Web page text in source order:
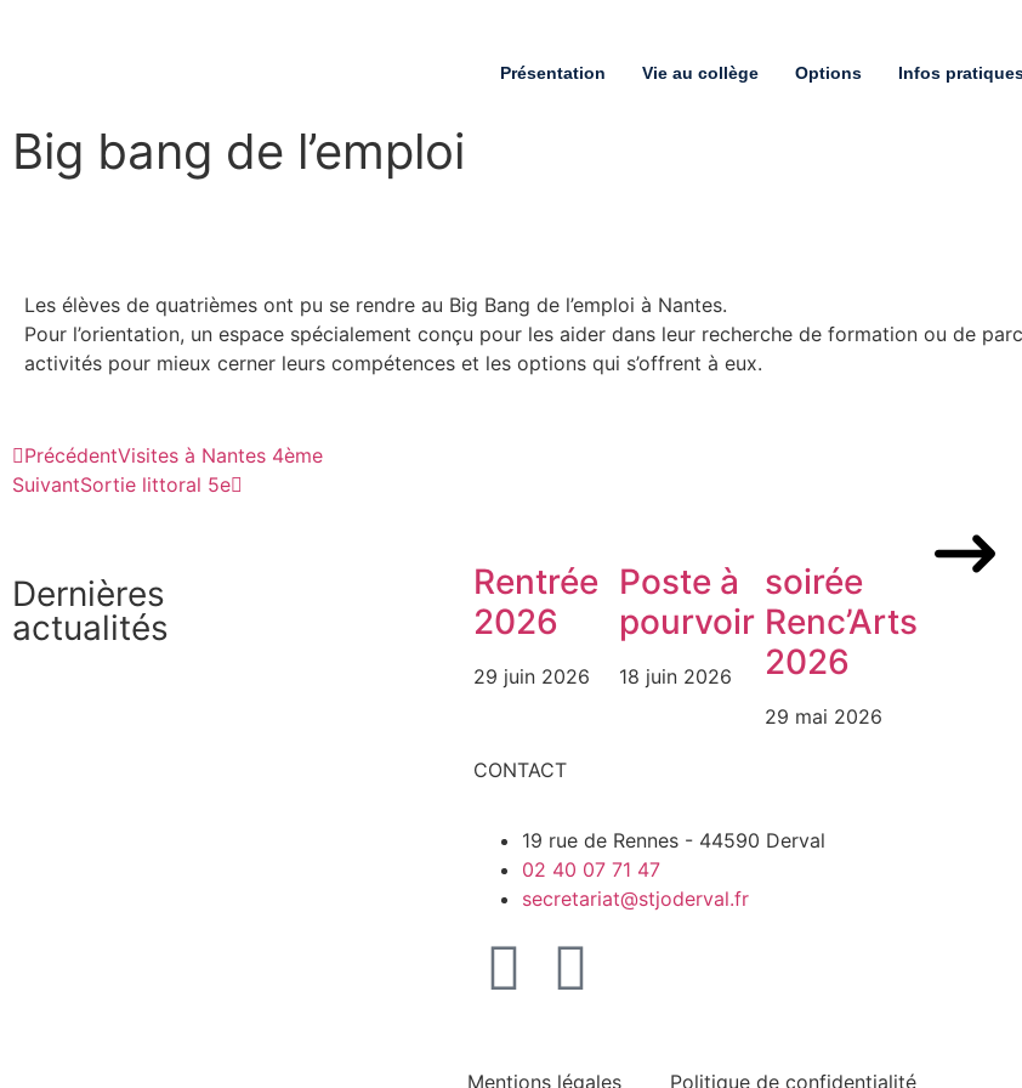
Présentation Vie au collège Options Infos
Big bang de l’emploi
Les élèves de quatrièmes ont pu se rendre au Big Bang de l’emploi à Nantes.
Pour l’orientation, un espace spécialement conçu pour les aider dans leur recherche de formation ou de
activités pour mieux cerner leurs compétences et les options qui s’offrent à eux.
PrécédentVisites à Nantes 4ème
SuivantSortie littoral 5e
Dernières
actualités
Rentrée
2026
29 juin 2026
Poste à
pourvoir
18 juin 2026
soirée
Renc’Arts
2026
29 mai 2026
CONTACT
19 rue de Rennes - 44590 Derval
02 40 07 71 47
secretariat@stjoderval.fr
Mentions légales Politique de confidentialité